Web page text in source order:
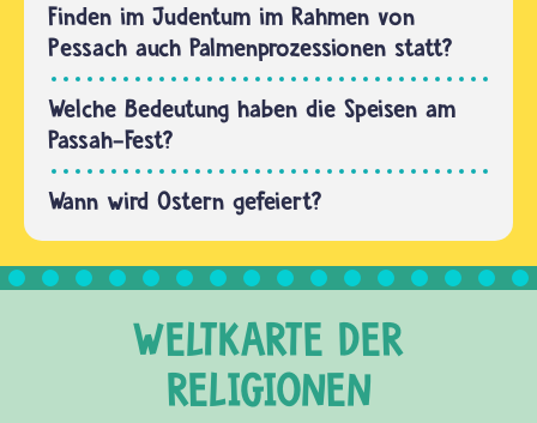
Finden im Judentum im Rahmen von
Pessach auch Palmenprozessionen statt?
Welche Bedeutung haben die Speisen am
Passah-Fest?
Wann wird Ostern gefeiert?